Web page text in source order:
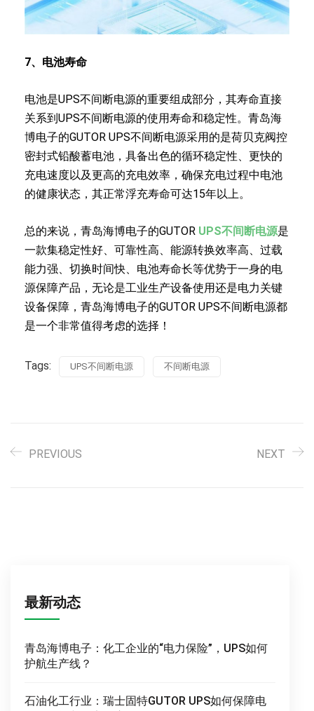
7、电池寿命
电池是UPS不间断电源的重要组成部分，其寿命直接
关系到UPS不间断电源的使用寿命和稳定性。青岛海
博电子的GUTOR UPS不间断电源采用的是荷贝克阀控
密封式铅酸蓄电池，具备出色的循环稳定性、更快的
充电速度以及更高的充电效率，确保充电过程中电池
的健康状态，其正常浮充寿命可达15年以上。
总的来说，青岛海博电子的GUTOR UPS不间断电源是
一款集稳定性好、可靠性高、能源转换效率高、过载
能力强、切换时间快、电池寿命长等优势于一身的电
源保障产品，无论是工业生产设备使用还是电力关键
设备保障，青岛海博电子的GUTOR UPS不间断电源都
是一个非常值得考虑的选择！
Tags: UPS不间断电源 不间断电源
PREVIOUS NEXT
最新动态
青岛海博电子：化工企业的“电力保险”，UPS如何
护航生产线？
石油化工行业：瑞士固特GUTOR UPS如何保障电